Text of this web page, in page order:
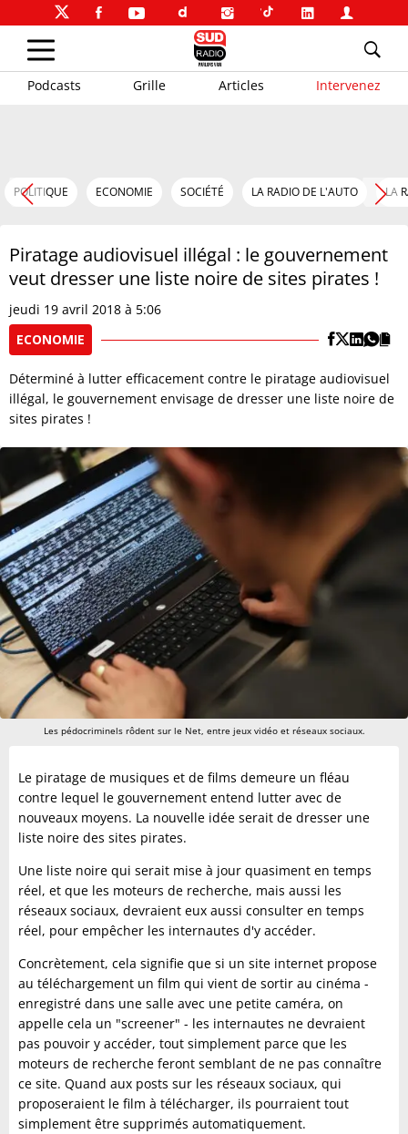
Podcasts Grille Articles Intervenez
POLITIQUE ECONOMIE SOCIÉTÉ LA RADIO DE L'AUTO LA
Piratage audiovisuel illégal : le gouvernement
veut dresser une liste noire de sites pirates !
jeudi 19 avril 2018 à 5:06
ECONOMIE
Déterminé à lutter efficacement contre le piratage audiovisuel
illégal, le gouvernement envisage de dresser une liste noire de
sites pirates !
Les pédocriminels rôdent sur le Net, entre jeux vidéo et réseaux sociaux.
Le piratage de musiques et de films demeure un fléau
contre lequel le gouvernement entend lutter avec de
nouveaux moyens. La nouvelle idée serait de dresser une
liste noire des sites pirates.
Une liste noire qui serait mise à jour quasiment en temps
réel, et que les moteurs de recherche, mais aussi les
réseaux sociaux, devraient eux aussi consulter en temps
réel, pour empêcher les internautes d'y accéder.
Concrètement, cela signifie que si un site internet propose
au téléchargement un film qui vient de sortir au cinéma -
enregistré dans une salle avec une petite caméra, on
appelle cela un "screener" - les internautes ne devraient
pas pouvoir y accéder, tout simplement parce que les
moteurs de recherche feront semblant de ne pas connaître
ce site. Quand aux posts sur les réseaux sociaux, qui
proposeraient le film à télécharger, ils pourraient tout
simplement être supprimés automatiquement.